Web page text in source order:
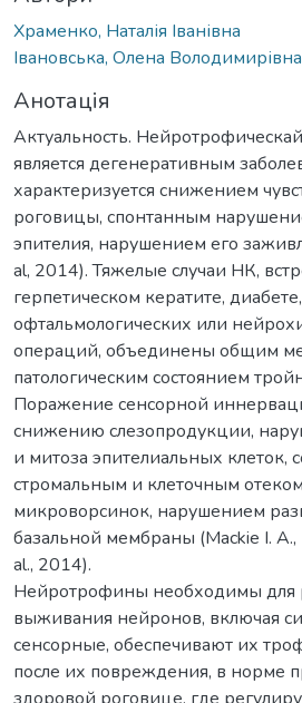
Храменко, Наталія Іванівна
Івановська, Олена Володимирівна
Анотація
Актуальность.
является дегенеративным
характеризуется снижением
роговицы, спонтанным
эпителия, нарушением его
al, 2014). Тяжелые случаи НК,
герпетическом кератите,
офтальмологических или
операций, объединены общим
патологическим состоянием
Поражение сенсорной
снижению слезопродукции,
и митоза эпителиальных клеток,
стромальным и клеточным
микроворсинок, нарушением
базальной мембраны (Mackie I.
al., 2014).
Нейротрофины необходимы для
выживания нейронов, включая
сенсорные, обеспечивают их
после их повреждения, в норме